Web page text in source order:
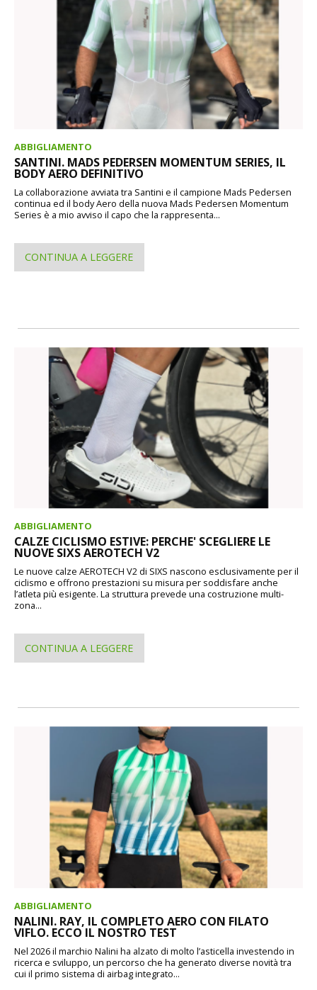
ABBIGLIAMENTO
SANTINI. MADS PEDERSEN MOMENTUM SERIES, IL
BODY AERO DEFINITIVO
La collaborazione avviata tra Santini e il campione Mads Pedersen
continua ed il body Aero della nuova Mads Pedersen Momentum
Series è a mio avviso il capo che la rappresenta...
CONTINUA A LEGGERE
ABBIGLIAMENTO
CALZE CICLISMO ESTIVE: PERCHE' SCEGLIERE LE
NUOVE SIXS AEROTECH V2
Le nuove calze AEROTECH V2 di SIXS nascono esclusivamente per il
ciclismo e offrono prestazioni su misura per soddisfare anche
l’atleta più esigente. La struttura prevede una costruzione multi-
zona...
CONTINUA A LEGGERE
ABBIGLIAMENTO
NALINI. RAY, IL COMPLETO AERO CON FILATO
VIFLO. ECCO IL NOSTRO TEST
Nel 2026 il marchio Nalini ha alzato di molto l’asticella investendo in
ricerca e sviluppo, un percorso che ha generato diverse novità tra
cui il primo sistema di airbag integrato...